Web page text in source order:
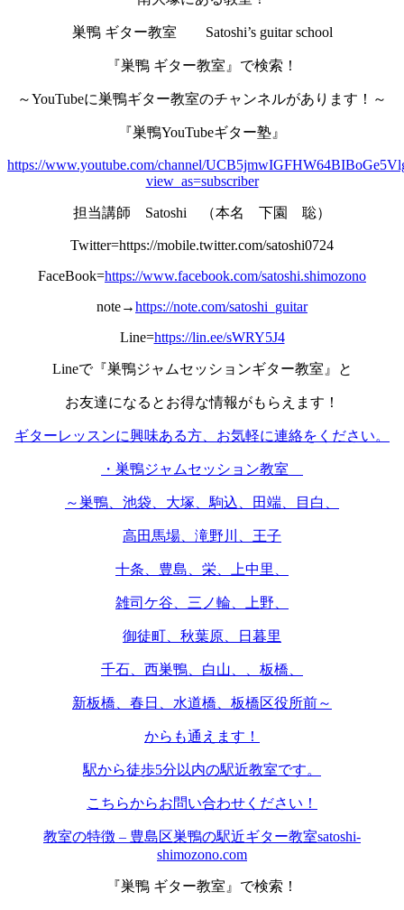
巣鴨 ギター教室 Satoshi’s guitar school
『巣鴨 ギター教室』で検索！
～YouTubeに巣鴨ギター教室のチャンネルがあります！～
『巣鴨YouTubeギター塾』
https://www.youtube.com/channel/
view_as=subscriber
担当講師 Satoshi （本名 下園 聡）
Twitter=https://mobile.twitter.com/satoshi0724
FaceBook=https://www.facebook.com/satoshi.shimozono
note→https://note.com/satoshi_guitar
Line=https://lin.ee/sWRY5J4
Lineで『巣鴨ジャムセッションギター教室』と
お友達になるとお得な情報がもらえます！
ギターレッスンに興味ある方、お気軽に連絡をください。
・巣鴨ジャムセッション教室
～巣鴨、池袋、大塚、駒込、田端、目白、
高田馬場、滝野川、王子
十条、豊島、栄、上中里、
雑司ケ谷、三ノ輪、上野、
御徒町、秋葉原、日暮里
千石、西巣鴨、白山、、板橋、
新板橋、春日、水道橋、板橋区役所前～
からも通えます！
駅から徒歩5分以内の駅近教室です。
こちらからお問い合わせください！
教室の特徴 – 豊島区巣鴨の駅近ギター教室satoshi-
shimozono.com
『巣鴨 ギター教室』で検索！